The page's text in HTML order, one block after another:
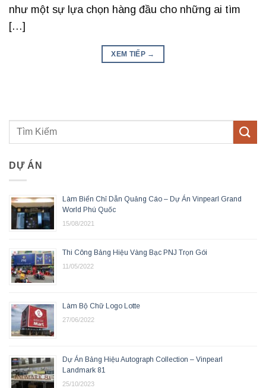
như một sự lựa chọn hàng đầu cho những ai tìm
[…]
XEM TIẾP →
DỰ ÁN
Làm Biển Chỉ Dẫn Quảng Cáo – Dự Án Vinpearl Grand
World Phú Quốc
15/08/2021
Thi Công Bảng Hiệu Vàng Bạc PNJ Trọn Gói
11/05/2022
Làm Bộ Chữ Logo Lotte
27/06/2022
Dự Án Bảng Hiệu Autograph Collection – Vinpearl
Landmark 81
25/10/2023